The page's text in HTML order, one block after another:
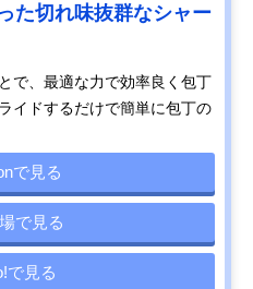
た切れ味抜群なシャー
で、最適な力で効率良く包丁
イドするだけで簡単に包丁の
で見る
で見る
で見る